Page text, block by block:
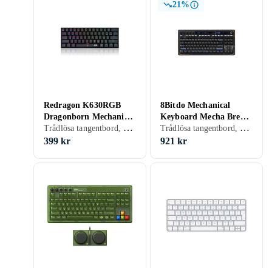
Redragon K630RGB
Dragonborn Mechanical
Gaming Keyboard
(Eng)
Trådlösa tangentbord, Tangentbord med kabel, Gamingtangentbord, Mekaniska tangentbord, Mekaniskt, Engelsk, Mac, TKL (tenkeyless/kompakt)
399 kr
21%
8Bitdo Mechanical
Keyboard Mecha Break
Edition (EN)
Trådlösa tangentbord, Gamingtangentbord, Mekaniska tangentbord, Mekaniskt, Engelsk, PC
921 kr